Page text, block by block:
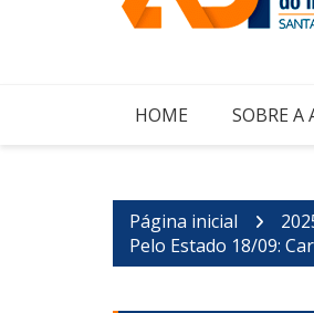
HOME SOBRE A
Página inicial
Pelo Estado 18/09: